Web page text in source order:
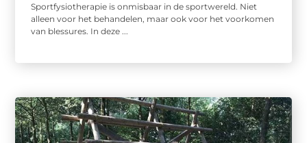
Sportfysiotherapie is onmisbaar in de sportwereld. Niet
alleen voor het behandelen, maar ook voor het voorkomen
van blessures. In deze ...